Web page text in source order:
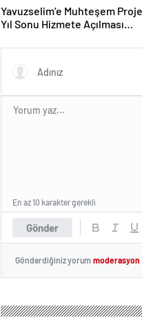
Yavuzselim’e Muhteşem
Yıl Sonu Hizmete Açılması
Gönder
En az 10 karakter gerekli
Gönderdiğiniz yorum moderasyon